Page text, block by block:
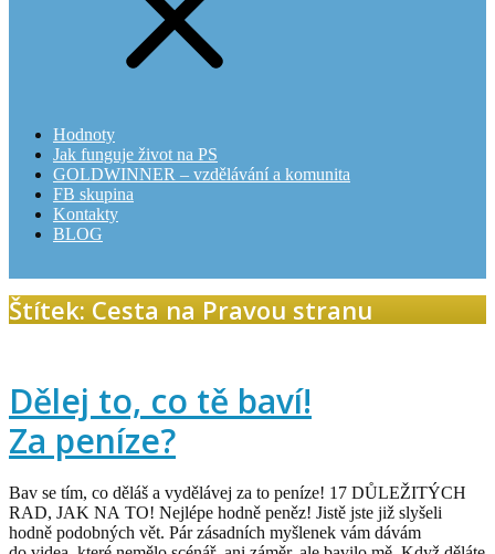
Hodnoty
Jak funguje život na PS
GOLDWINNER – vzdělávání a komunita
FB skupina
Kontakty
BLOG
Štítek: Cesta na Pravou stranu
Dělej to, co tě baví!
Za peníze?
Bav se tím, co děláš a vydělávej za to peníze! 17 DŮLEŽITÝCH
RAD, JAK NA TO! Nejlépe hodně peněz! Jistě jste již slyšeli
hodně podobných vět. Pár zásadních myšlenek vám dávám